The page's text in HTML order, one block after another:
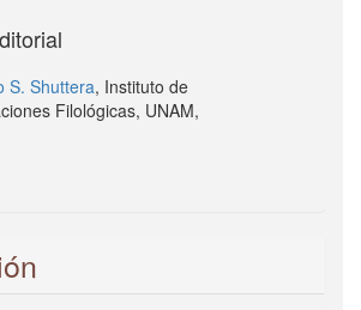
S. Shuttera, Instituto de
Filológicas, UNAM,